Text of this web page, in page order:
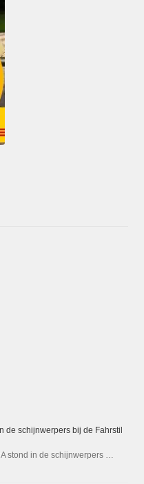
de schijnwerpers bij de Fahrstil
stond in de schijnwerpers …